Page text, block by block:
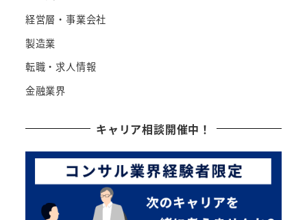
経営層・事業会社
製造業
転職・求人情報
金融業界
キャリア相談開催中！